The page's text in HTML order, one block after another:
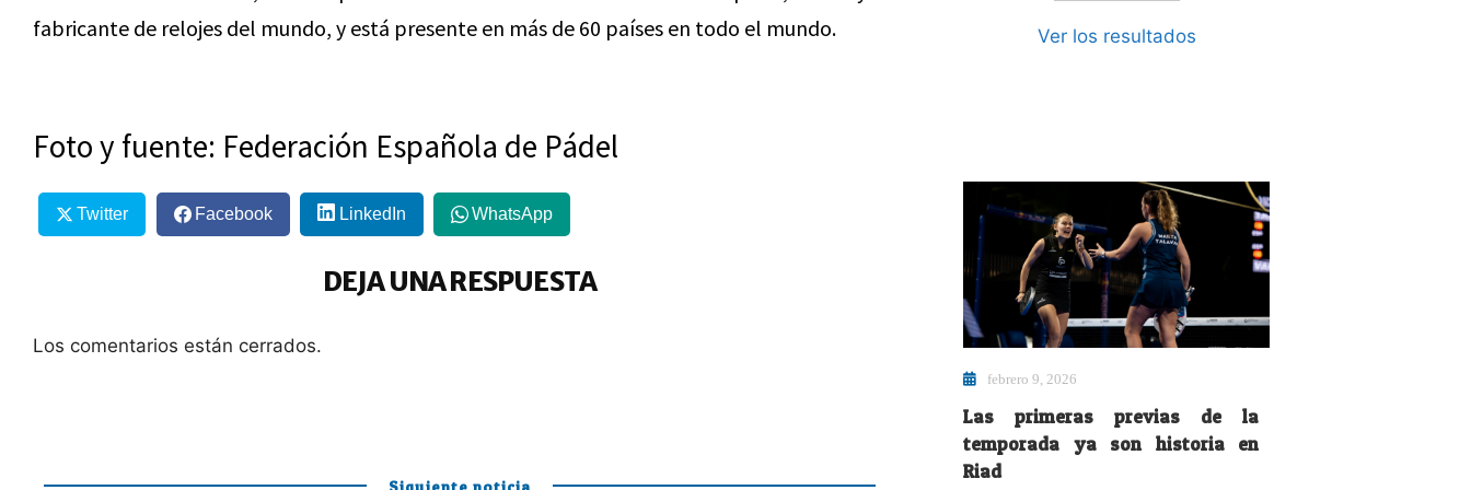
fabricante de relojes del mundo, y está presente en más de 60 países en todo el mundo.
Foto y fuente: Federación Española de Pádel
Twitter Facebook LinkedIn WhatsApp
DEJA UNA RESPUESTA
Los comentarios están cerrados.
Siguiente noticia
Ver los resultados
febrero 9, 2026
Las primeras previas de la
temporada ya son historia en
Riad